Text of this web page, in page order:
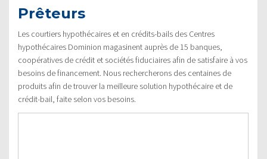
Prêteurs
Les courtiers hypothécaires et en crédits-bails des Centres
hypothécaires Dominion magasinent auprès de 15 banques,
coopératives de crédit et sociétés fiduciaires afin de satisfaire à vos
besoins de financement. Nous rechercherons des centaines de
produits afin de trouver la meilleure solution hypothécaire et de
crédit-bail, faite selon vos besoins.